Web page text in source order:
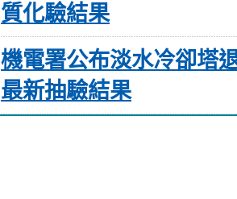
質化驗結果
機電署公布淡水冷卻塔
最新抽驗結果